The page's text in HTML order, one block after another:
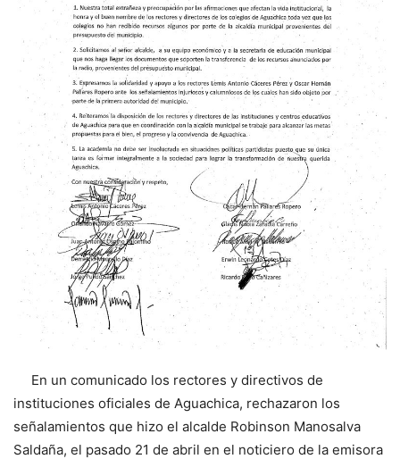
En un comunicado los rectores y directivos de
instituciones oficiales de Aguachica, rechazaron los
señalamientos que hizo el alcalde Robinson Manosalva
Saldaña, el pasado 21 de abril en el noticiero de la emisora